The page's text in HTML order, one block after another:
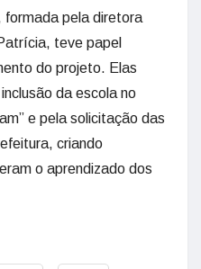
formada pela diretora
teve papel
do projeto. Elas
da escola no
e pela solicitação das
criando
o aprendizado dos